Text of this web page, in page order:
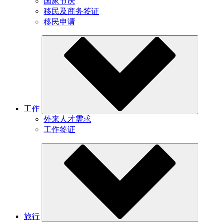
移民及商务签证
移民申请
工作
外来人才需求
工作签证
旅行